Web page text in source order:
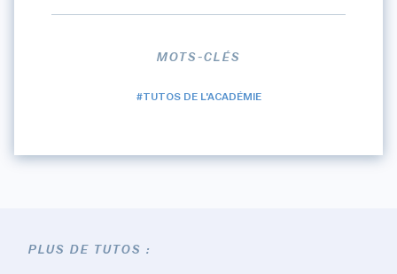
MOTS-CLÉS
#TUTOS DE L'ACADÉMIE
PLUS DE TUTOS :